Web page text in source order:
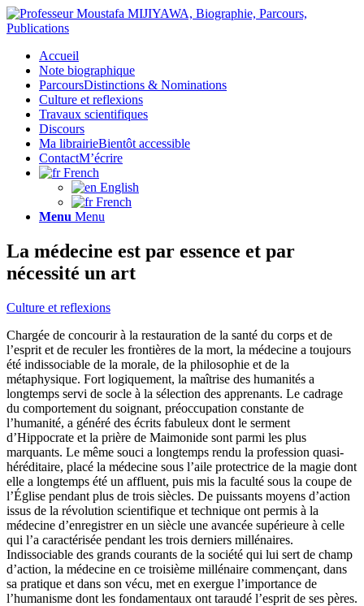
Accueil
Note biographique
ParcoursDistinctions & Nominations
Culture et reflexions
Travaux scientifiques
Discours
Ma librairieBientôt accessible
ContactM’écrire
French
English
French
Menu Menu
La médecine est par essence et par
nécessité un art
Culture et reflexions
Chargée de concourir à la restauration de la santé du corps et de
l’esprit et de reculer les frontières de la mort, la médecine a toujours
été indissociable de la morale, de la philosophie et de la
métaphysique. Fort logiquement, la maîtrise des humanités a
longtemps servi de socle à la sélection des apprenants. Le cadrage
du comportement du soignant, préoccupation constante de
l’humanité, a généré des écrits fabuleux dont le serment
d’Hippocrate et la prière de Maimonide sont parmi les plus
marquants. Le même souci a longtemps rendu la profession quasi-
héréditaire, placé la médecine sous l’aile protectrice de la magie dont
elle a longtemps été un affluent, puis mis la faculté sous la coupe de
l’Église pendant plus de trois siècles. De puissants moyens d’action
issus de la révolution scientifique et technique ont permis à la
médecine d’enregistrer en un siècle une avancée supérieure à celle
qui l’a caractérisée pendant les trois derniers millénaires.
Indissociable des grands courants de la société qui lui sert de champ
d’action, la médecine en ce troisième millénaire commençant, dans
sa pratique et dans son vécu, met en exergue l’importance de
l’humanisme dont les fondamentaux ont taraudé l’esprit de ses pères.